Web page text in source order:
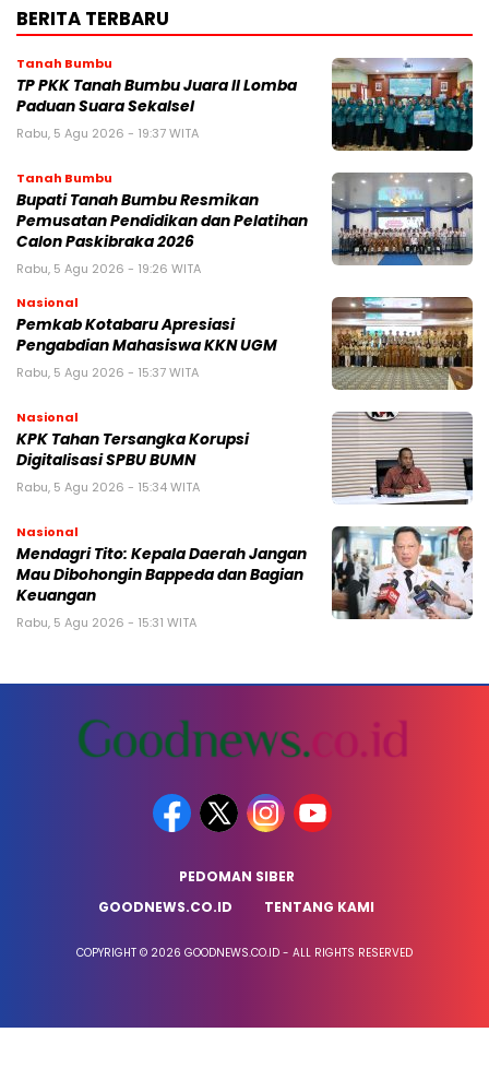
BERITA TERBARU
Tanah Bumbu
TP PKK Tanah Bumbu Juara II Lomba
Paduan Suara Sekalsel
Rabu, 5 Agu 2026 - 19:37 WITA
Tanah Bumbu
Bupati Tanah Bumbu Resmikan
Pemusatan Pendidikan dan Pelatihan
Calon Paskibraka 2026
Rabu, 5 Agu 2026 - 19:26 WITA
Nasional
Pemkab Kotabaru Apresiasi
Pengabdian Mahasiswa KKN UGM
Rabu, 5 Agu 2026 - 15:37 WITA
Nasional
KPK Tahan Tersangka Korupsi
Digitalisasi SPBU BUMN
Rabu, 5 Agu 2026 - 15:34 WITA
Nasional
Mendagri Tito: Kepala Daerah Jangan
Mau Dibohongin Bappeda dan Bagian
Keuangan
Rabu, 5 Agu 2026 - 15:31 WITA
PEDOMAN SIBER
GOODNEWS.CO.ID
TENTANG KAMI
COPYRIGHT © 2026 GOODNEWS.CO.ID - ALL RIGHTS RESERVED